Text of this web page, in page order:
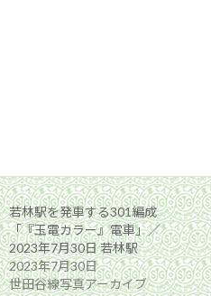
若林駅を発車する301編成
「『玉電カラー』電車」／
2023年7月30日 若林駅
2023年7月30日
世田谷線写真アーカイブ